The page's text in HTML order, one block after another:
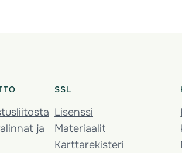
ja
SSL
Lisenssi
Materiaalit
Karttarekisteri